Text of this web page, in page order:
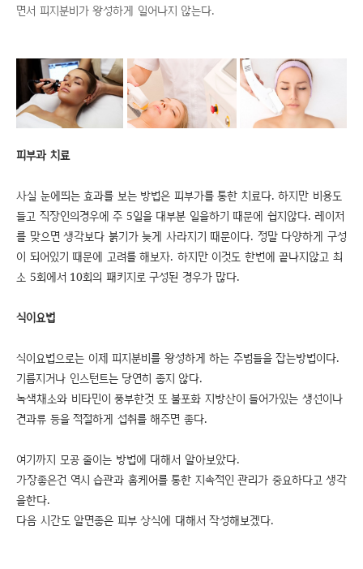
면서 피지분비가 왕성하게 일어나지 않는다.
피부과 치료
사실 눈에띄는 효과를 보는 방법은 피부가를 통한 치료다. 하지만 비용도
들고 직장인의경우에 주 5일을 대부분 일을하기 때문에 쉽지않다. 레이저
를 맞으면 생각보다 붉기가 늦게 사라지기 때문이다. 정말 다양하게 구성
이 되어있기 때문에 고려를 해보자. 하지만 이것도 한번에 끝나지않고 최
소 5회에서 10회의 패키지로 구성된 경우가 많다.
식이요법
식이요법으로는 이제 피지분비를 왕성하게 하는 주범들을 잡는방법이다.
기름지거나 인스턴트는 당연히 좋지 않다.
녹색채소와 비타민이 풍부한것 또 불포화 지방산이 들어가있는 생선이나
견과류 등을 적절하게 섭취를 해주면 좋다.
여기까지 모공 줄이는 방법에 대해서 알아보았다.
가장좋은건 역시 습관과 홈케어를 통한 지속적인 관리가 중요하다고 생각
을한다.
다음 시간도 알면좋은 피부 상식에 대해서 작성해보겠다.